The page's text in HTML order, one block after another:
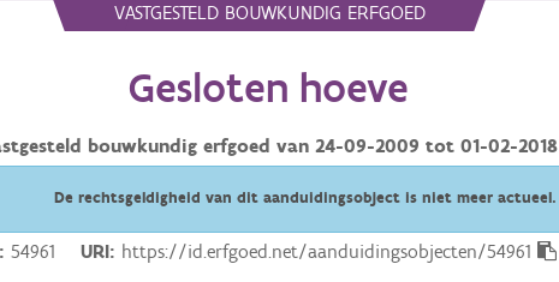
VASTGESTELD BOUWKUNDIG ERFGOED
Gesloten hoeve
bouwkundig erfgoed van 24-09-2009 tot 01-02-2018
De rechtsgeldigheid van dit aanduidingsobject is niet meer actueel.
54961 URI https://id.erfgoed.net/aanduidingsobjecten/54961